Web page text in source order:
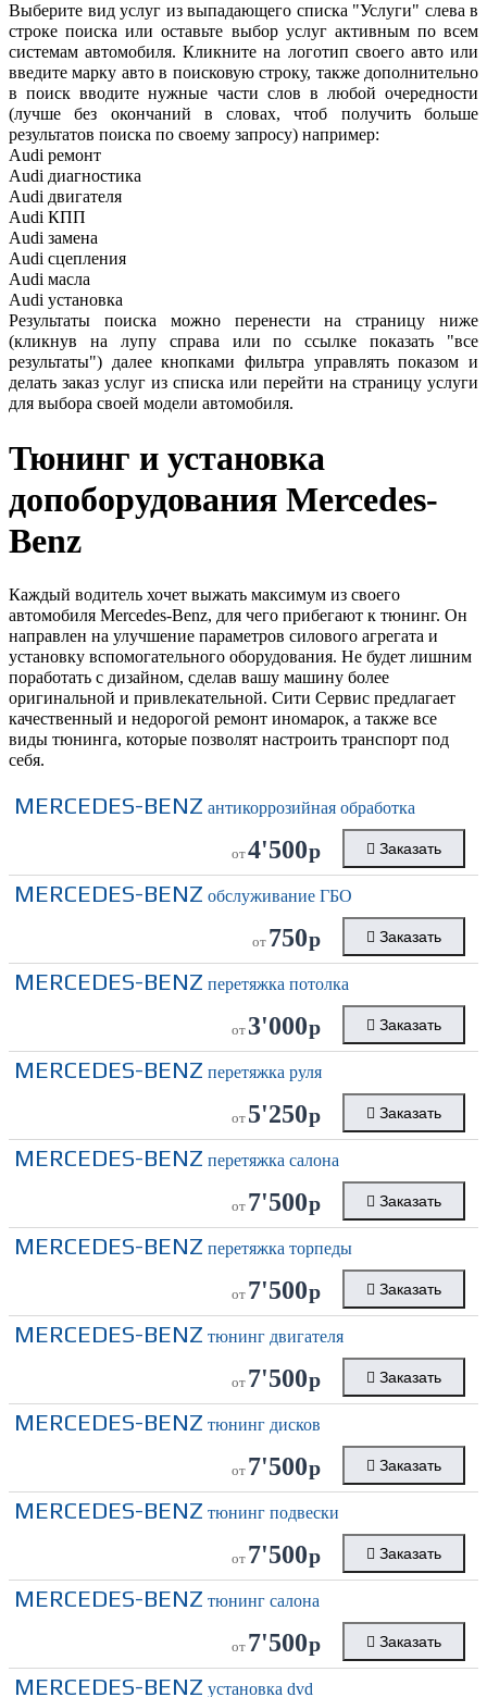
Выберите вид услуг из выпадающего списка "Услуги" слева в
строке поиска или оставьте выбор услуг активным по всем
системам автомобиля. Кликните на логотип своего авто или
введите марку авто в поисковую строку, также дополнительно
в поиск вводите нужные части слов в любой очередности
(лучше без окончаний в словах, чтоб получить больше
результатов поиска по своему запросу) например:
Audi ремонт
Audi диагностика
Audi двигателя
Audi КПП
Audi замена
Audi сцепления
Audi масла
Audi установка
Результаты поиска можно перенести на страницу ниже
(кликнув на лупу справа или по ссылке показать "все
результаты") далее кнопками фильтра управлять показом и
делать заказ услуг из списка или перейти на страницу услуги
для выбора своей модели автомобиля.
Тюнинг и установка
допоборудования Mercedes-
Benz
Каждый водитель хочет выжать максимум из своего
автомобиля Mercedes-Benz, для чего прибегают к тюнинг. Он
направлен на улучшение параметров силового агрегата и
установку вспомогательного оборудования. Не будет лишним
поработать с дизайном, сделав вашу машину более
оригинальной и привлекательной. Сити Сервис предлагает
качественный и недорогой ремонт иномарок, а также все
виды тюнинга, которые позволят настроить транспорт под
себя.
MERCEDES-BENZ антикоррозийная обработка
от4'500р Заказать
MERCEDES-BENZ обслуживание ГБО
от 750р Заказать
MERCEDES-BENZ перетяжка потолка
от 3'000р Заказать
MERCEDES-BENZ перетяжка руля
от 5'250р Заказать
MERCEDES-BENZ перетяжка салона
от 7'500р Заказать
MERCEDES-BENZ перетяжка торпеды
от 7'500р Заказать
MERCEDES-BENZ тюнинг двигателя
от 7'500р Заказать
MERCEDES-BENZ тюнинг дисков
от 7'500р Заказать
MERCEDES-BENZ тюнинг подвески
от 7'500р Заказать
MERCEDES-BENZ тюнинг салона
от 7'500р Заказать
MERCEDES-BENZ установка dvd